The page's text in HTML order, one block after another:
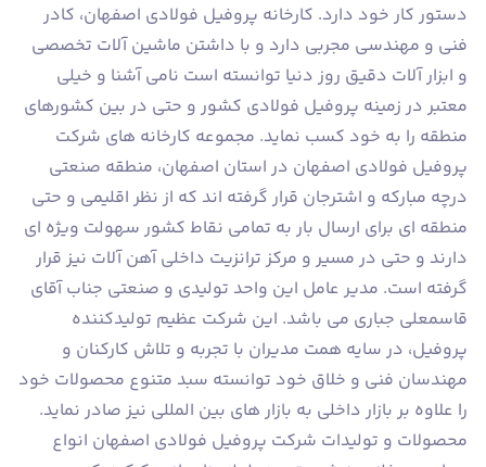
دستور کار خود دارد. کارخانه پروفیل فولادی اصفهان، كادر
فنی و مهندسی مجربی دارد و با داشتن ماشين آلات تخصصی
و ابزار آلات دقيق روز دنيا توانسته است نامی آشنا و خیلی
معتبر در زمينه پروفیل فولادی کشور و حتی در بین کشورهای
منطقه را به خود كسب نماید. مجموعه كارخانه های شركت
پروفیل فولادی اصفهان در استان اصفهان، منطقه صنعتی
درچه مباركه و اشترجان قرار گرفته اند كه از نظر اقلیمی و حتی
منطقه ای برای ارسال بار به تمامی نقاط كشور سهولت ویژه ای
دارند و حتی در مسیر و مرکز ترانزیت داخلی آهن آلات نیز قرار
گرفته است. مدیر عامل این واحد تولیدی و صنعتی جناب آقای
قاسمعلی جباری می باشد. این شرکت عظیم تولیدکننده
پروفیل، در سایه همت مدیران با تجربه و تلاش کارکنان و
مهندسان فنی و خلاق خود توانسته سبد متنوع محصولات خود
را علاوه بر بازار داخلی به بازار های بین المللی نیز صادر نماید.
محصولات و تولیدات شرکت پروفیل فولادی اصفهان انواع